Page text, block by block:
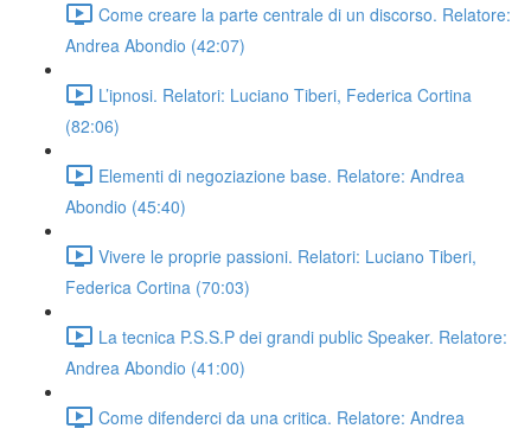
Come creare la parte centrale di un discorso. Relatore:
Andrea Abondio (42:07)
L’ipnosi. Relatori: Luciano Tiberi, Federica Cortina
(82:06)
Elementi di negoziazione base. Relatore: Andrea
Abondio (45:40)
Vivere le proprie passioni. Relatori: Luciano Tiberi,
Federica Cortina (70:03)
La tecnica P.S.S.P dei grandi public Speaker. Relatore:
Andrea Abondio (41:00)
Come difenderci da una critica. Relatore: Andrea